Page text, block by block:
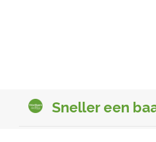
Sneller een